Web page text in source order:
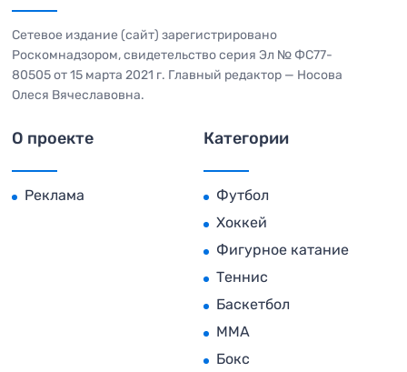
Сетевое издание (сайт) зарегистрировано
Роскомнадзором, свидетельство серия Эл № ФС77-
80505 от 15 марта 2021 г. Главный редактор — Носова
Олеся Вячеславовна.
О проекте
Реклама
Категории
Футбол
Хоккей
Фигурное катание
Теннис
Баскетбол
MMA
Бокс